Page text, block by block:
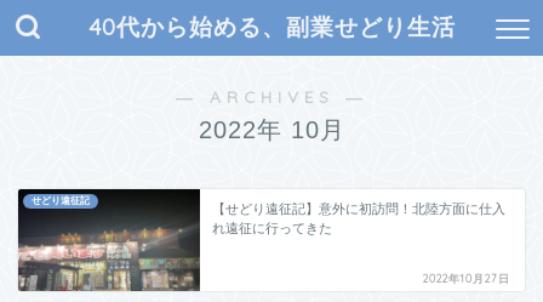
40代から始める、副業せどり生活
― ARCHIVES ―
2022年 10月
せどり遠征記
【せどり遠征記】意外に初訪問！北陸方面に仕入
れ遠征に行ってきた
2022年10月27日